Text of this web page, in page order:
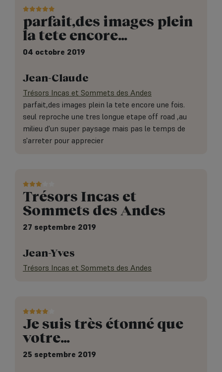
parfait,des images plein
la tete encore…
04 octobre 2019
Jean-Claude
Trésors Incas et Sommets des Andes
parfait,des images plein la tete encore une fois.
seul reproche une tres longue etape off road ,au
milieu d'un super paysage mais pas le temps de
s'arreter pour apprecier
Trésors Incas et
Sommets des Andes
27 septembre 2019
Jean-Yves
Trésors Incas et Sommets des Andes
Je suis très étonné que
votre…
25 septembre 2019